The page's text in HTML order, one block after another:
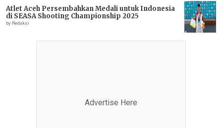
Atlet Aceh Persembahkan Medali untuk Indonesia
di SEASA Shooting Championship 2025
by Redaksi
Advertise Here